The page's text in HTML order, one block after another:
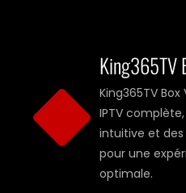
King365TV
King365TV
IPTV
intuitive et
pour une
optimale.